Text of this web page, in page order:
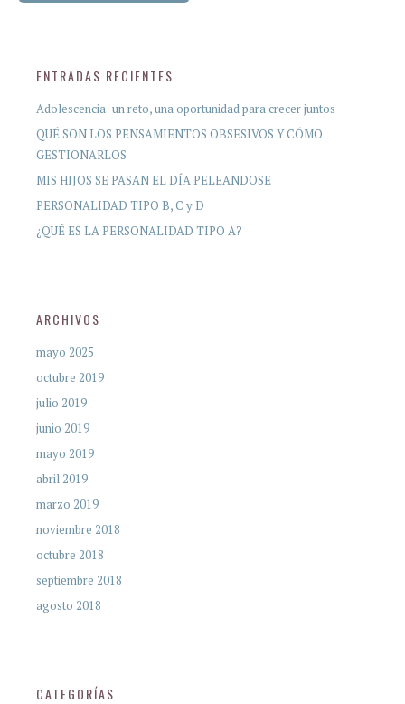
ENTRADAS RECIENTES
Adolescencia: un reto, una oportunidad para crecer juntos
QUÉ SON LOS PENSAMIENTOS OBSESIVOS Y CÓMO
GESTIONARLOS
MIS HIJOS SE PASAN EL DÍA PELEANDOSE
PERSONALIDAD TIPO B, C y D
¿QUÉ ES LA PERSONALIDAD TIPO A?
ARCHIVOS
mayo 2025
octubre 2019
julio 2019
junio 2019
mayo 2019
abril 2019
marzo 2019
noviembre 2018
octubre 2018
septiembre 2018
agosto 2018
CATEGORÍAS